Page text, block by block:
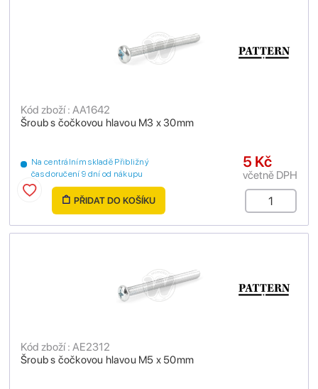
Šroub s čočkovou hlavou M3 x 30mm
Kód zboží : AA1642
Na centrálním skladě Přibližný
čas doručení 9 dní od nákupu
5 Kč
včetně DPH
PŘIDAT DO KOŠÍKU
Šroub s čočkovou hlavou M5 x 50mm
Kód zboží : AE2312